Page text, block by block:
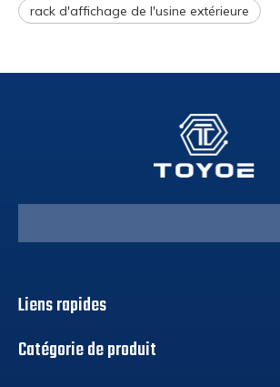
rack d'affichage de l'usine extérieure
Liens rapides
Catégorie de produit